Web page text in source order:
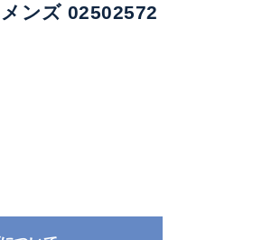
ンズ 02502572